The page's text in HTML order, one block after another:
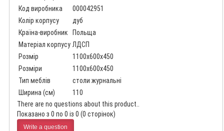
Код виробника
000042951
Колір корпусу
дуб
Країна-виробник
Польща
Матеріал корпусу ЛДСП
Розмір
1100x600x450
Розміри
1100x600x450
Тип меблів
столи журнальні
Ширина (см)
110
There are no questions about this product..
Показано з 0 по 0 із 0 (0 сторінок)
Write a question